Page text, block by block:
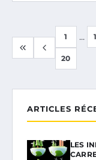
1 ...
20
ARTICLES
LES